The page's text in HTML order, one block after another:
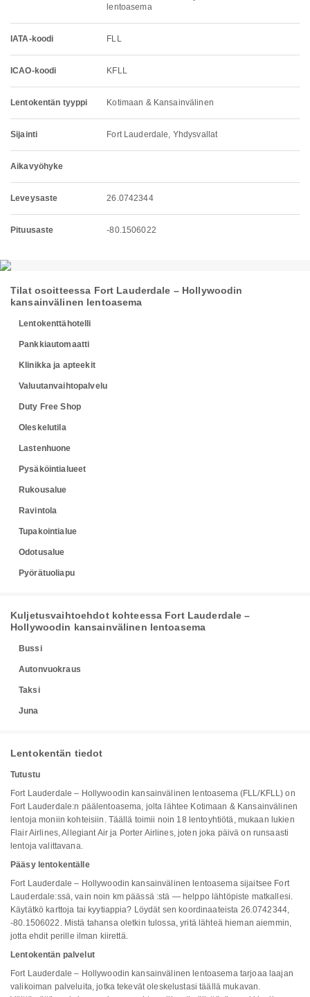
lentoasema
IATA-koodi FLL
ICAO-koodi KFLL
Lentokentän tyyppi Kotimaan & Kansainvälinen
Sijainti Fort Lauderdale, Yhdysvallat
Aikavyöhyke
Leveysaste 26.0742344
Pituusaste -80.1506022
Tilat osoitteessa Fort Lauderdale – Hollywoodin
kansainvälinen lentoasema
Lentokenttähotelli
Pankkiautomaatti
Klinikka ja apteekit
Valuutanvaihtopalvelu
Duty Free Shop
Oleskelutila
Lastenhuone
Pysäköintialueet
Rukousalue
Ravintola
Tupakointialue
Odotusalue
Pyörätuoliapu
Kuljetusvaihtoehdot kohteessa Fort Lauderdale –
Hollywoodin kansainvälinen lentoasema
Bussi
Autonvuokraus
Taksi
Juna
Lentokentän tiedot
Tutustu
Fort Lauderdale – Hollywoodin kansainvälinen lentoasema (FLL/KFLL) on
Fort Lauderdale:n päälentoasema, jolta lähtee Kotimaan & Kansainvälinen
lentoja moniin kohteisiin. Täällä toimii noin 18 lentoyhtiötä, mukaan lukien
Flair Airlines, Allegiant Air ja Porter Airlines, joten joka päivä on runsaasti
lentoja valittavana.
Pääsy lentokentälle
Fort Lauderdale – Hollywoodin kansainvälinen lentoasema sijaitsee Fort
Lauderdale:ssä, vain noin km päässä :stä — helppo lähtöpiste matkallesi.
Käytätkö karttoja tai kyytiappia? Löydät sen koordinaateista 26.0742344,
-80.1506022. Mistä tahansa oletkin tulossa, yritä lähteä hieman aiemmin,
jotta ehdit perille ilman kiirettä.
Lentokentän palvelut
Fort Lauderdale – Hollywoodin kansainvälinen lentoasema tarjoaa laajan
valikoiman palveluita, jotka tekevät oleskelustasi täällä mukavan.